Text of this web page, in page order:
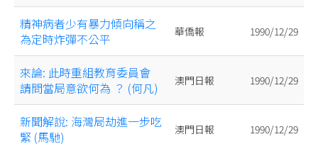
精神病者少有暴力傾向稱之
為定時炸彈不公平
華僑報 1990/12/29
來論: 此時重組教育委員會
請問當局意欲何為 ？ (何凡)
澳門日報 1990/12/29
新聞解說: 海灣局劫進一步吃
緊 (馬馳)
澳門日報 1990/12/29